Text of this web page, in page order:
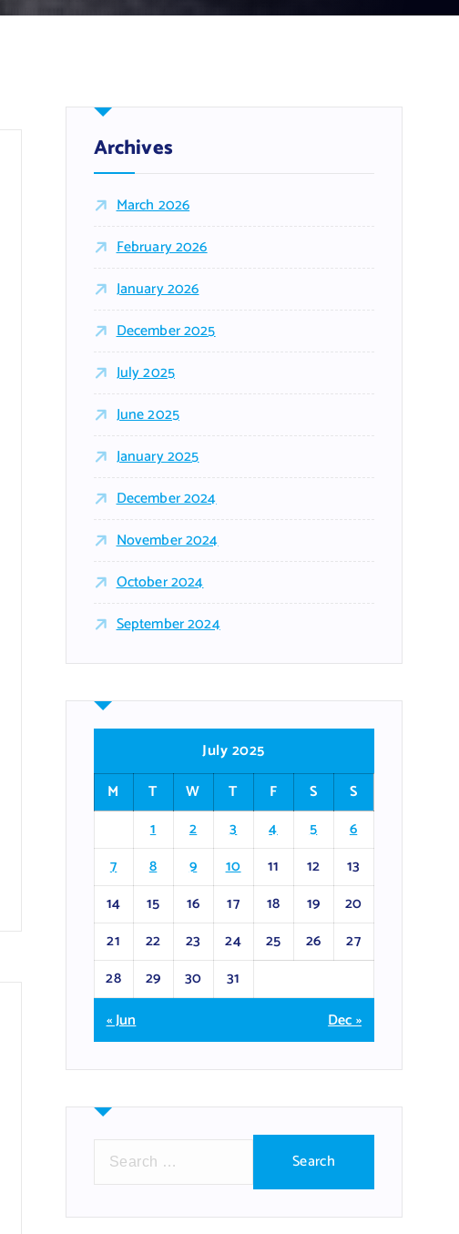
Archives
March 2026
February 2026
January 2026
December 2025
July 2025
June 2025
January 2025
December 2024
November 2024
October 2024
September 2024
July 2025
M
T W T F S
S
1
2 3 4 5
6
7
8 9 10 11 12
13
14
15 16 17 18 19
20
21
22 23 24 25 26
27
28
29 30
31
« Jun
Dec »
r